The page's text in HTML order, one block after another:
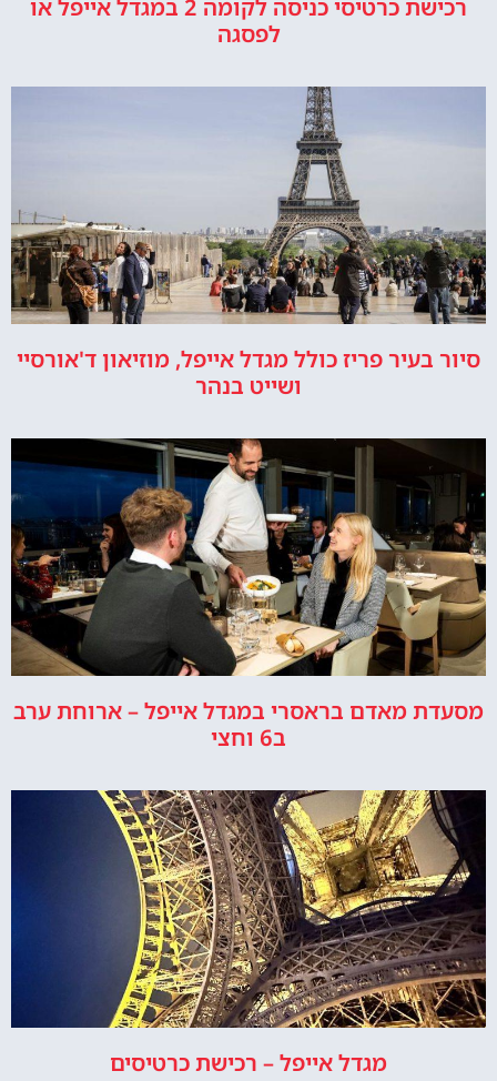
רכישת כרטיסי כניסה לקומה 2 במגדל אייפל או
לפסגה
סיור בעיר פריז כולל מגדל אייפל, מוזיאון ד'אורסיי
ושייט בנהר
מסעדת מאדם בראסרי במגדל אייפל – ארוחת ערב
ב6 וחצי
מגדל אייפל – רכישת כרטיסים